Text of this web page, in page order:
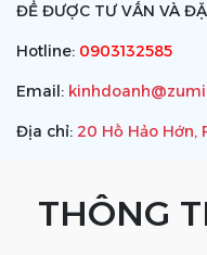
ĐỂ ĐƯỢC TƯ VẤN VÀ
Hotline: 0903132585
Email:
Địa chỉ: 20 Hồ Hảo Hớn,
THÔNG